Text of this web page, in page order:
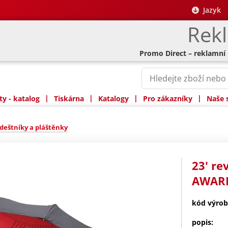
Jazyk
Promo Direct –
- katalog | Tiskárna | Katalogy | Pro zákazníky | Naše
deštníky a pláštěnky
23'
kód
popis: